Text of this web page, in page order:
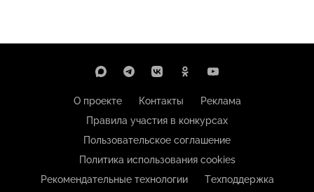
О проекте Контакты
Реклама
Правила участия в конкурсах
Пользовательское соглашение
Политика использования cookies
Рекомендательные технологии
Техподдержка